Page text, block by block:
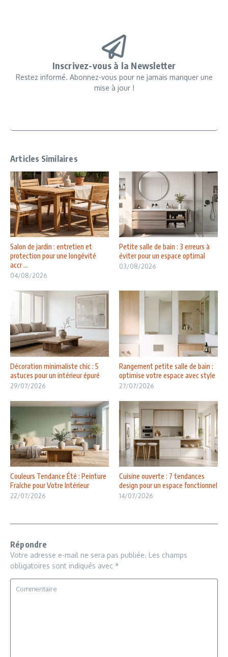
Inscrivez-vous à la Newsletter
Restez informé. Abonnez-vous pour ne jamais manquer une
mise à jour !
Articles Similaires
Salon de jardin : entretien et
protection pour une longévité
accr ...
04/08/2026
Petite salle de bain : 3 erreurs à
éviter pour un espace optimal
03/08/2026
Décoration minimaliste chic : 5
astuces pour un intérieur épuré
29/07/2026
Rangement petite salle de bain :
optimise votre espace avec style
27/07/2026
Couleurs Tendance Été : Peinture
Fraîche pour Votre Intérieur
22/07/2026
Cuisine ouverte : 7 tendances
design pour un espace fonctionnel
14/07/2026
Répondre
Votre adresse e-mail ne sera pas publiée. Les champs
obligatoires sont indiqués avec *